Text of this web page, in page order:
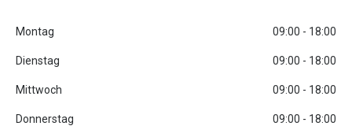
Angebote
Montag 09:00 - 18:00
Dienstag 09:00 - 18:00
Mittwoch 09:00 - 18:00
Donnerstag 09:00 - 18:00